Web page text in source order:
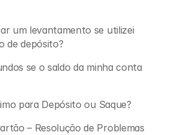
um levantamento se utilizei
de depósito?
se o saldo da minha conta
para Depósito ou Saque?
– Resolução de Problemas